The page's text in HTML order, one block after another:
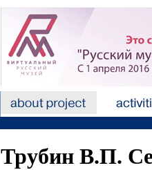
Трубин В.П.